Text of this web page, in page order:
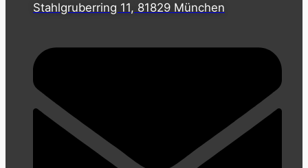
Stahlgruberring 11, 81829 München